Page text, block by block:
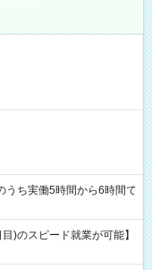
)のスピード就業が可能】